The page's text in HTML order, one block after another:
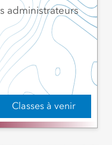
Classes à venir
administrateurs